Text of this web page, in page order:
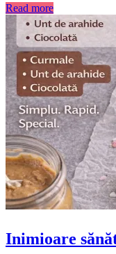
Read more
Inimioare